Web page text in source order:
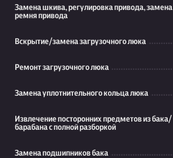
Замена шкива, регулировка привода, замена
ремня привода
Вскрытие/замена загрузочного люка
Ремонт загрузочного люка
Замена уплотнительного кольца люка
Извлечение посторонних предметов из бака/
барабана с полной разборкой
Замена подшипников бака